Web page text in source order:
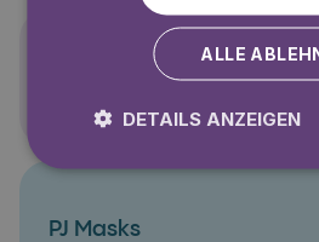
Polly Pocket
PJ Masks
ALLE
DETAILS ANZEIGEN